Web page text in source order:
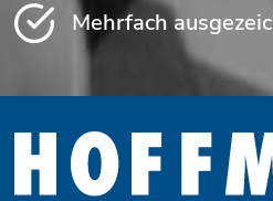
Mehrfach